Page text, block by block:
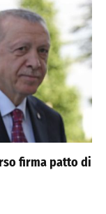
firma patto di